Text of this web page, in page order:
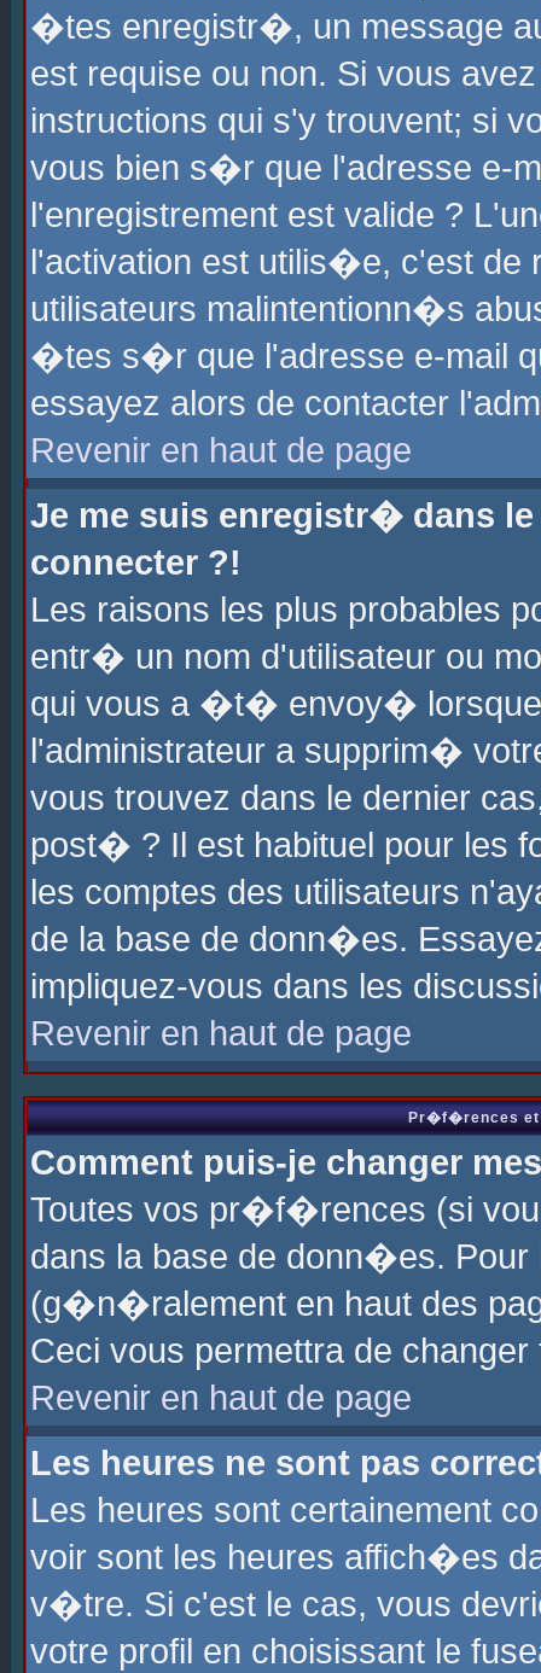
�tes enregistr�, un message
est requise ou non. Si vous
instructions qui s'y trouvent; si
vous bien s�r que l'adresse e-
l'enregistrement est valide ?
l'activation est utilis�e, c'est
utilisateurs malintentionn�s
�tes s�r que l'adresse e-mail
essayez alors de contacter
Revenir en haut de page
Je me suis enregistr� dans
connecter ?!
Les raisons les plus probables
entr� un nom d'utilisateur ou
qui vous a �t� envoy�
l'administrateur a supprim�
vous trouvez dans le dernier
post� ? Il est habituel pour les
les comptes des utilisateurs
de la base de donn�es.
impliquez-vous dans les
Revenir en haut de page
Pr�f�rences et
Comment puis-je changer
Toutes vos pr�f�rences (si
dans la base de donn�es.
(g�n�ralement en haut des
Ceci vous permettra de
Revenir en haut de page
Les heures ne sont pas
Les heures sont certainement
voir sont les heures affich�es
v�tre. Si c'est le cas, vous
votre profil en choisissant le